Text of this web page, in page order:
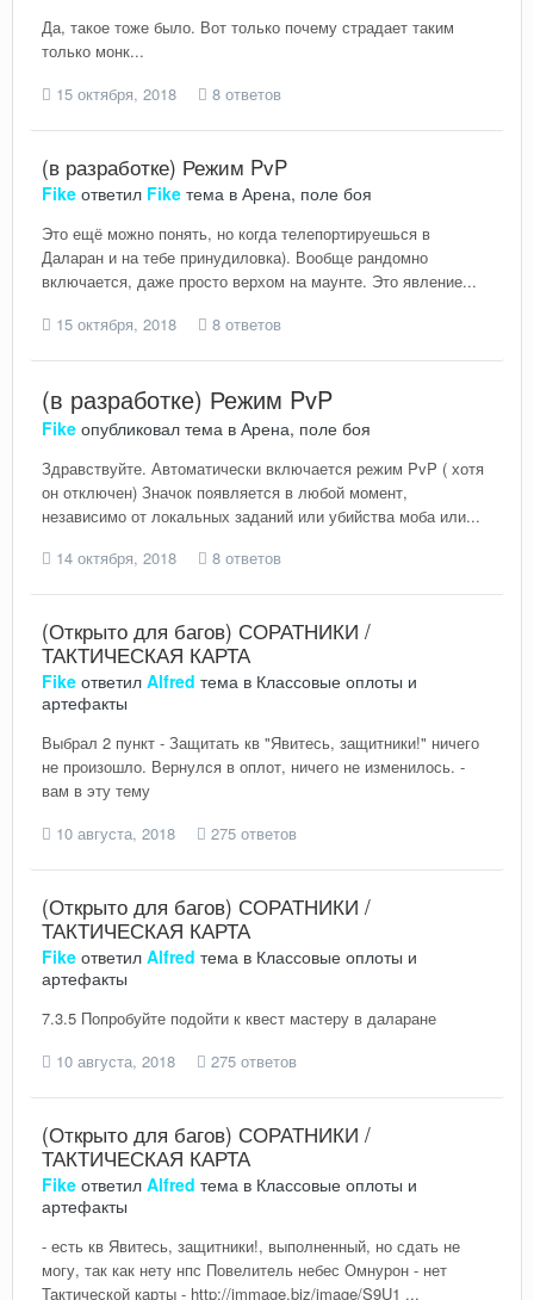
Да, такое тоже было. Вот только почему страдает таким
только монк...
15 октября, 2018
8 ответов
(в разработке) Режим PvP
Fike ответил Fike тема в Арена, поле боя
Это ещё можно понять, но когда телепортируешься в
Даларан и на тебе принудиловка). Вообще рандомно
включается, даже просто верхом на маунте. Это явление...
15 октября, 2018
8 ответов
(в разработке) Режим PvP
Fike опубликовал тема в Арена, поле боя
Здравствуйте. Автоматически включается режим PvP ( хотя
он отключен) Значок появляется в любой момент,
независимо от локальных заданий или убийства моба или...
14 октября, 2018
8 ответов
(Открыто для багов) СОРАТНИКИ /
ТАКТИЧЕСКАЯ КАРТА
Fike ответил Alfred тема в Классовые оплоты и
артефакты
Выбрал 2 пункт - Защитать кв "Явитесь, защитники!" ничего
не произошло. Вернулся в оплот, ничего не изменилось. -
вам в эту тему
10 августа, 2018
275 ответов
(Открыто для багов) СОРАТНИКИ /
ТАКТИЧЕСКАЯ КАРТА
Fike ответил Alfred тема в Классовые оплоты и
артефакты
7.3.5 Попробуйте подойти к квест мастеру в даларане
10 августа, 2018
275 ответов
(Открыто для багов) СОРАТНИКИ /
ТАКТИЧЕСКАЯ КАРТА
Fike ответил Alfred тема в Классовые оплоты и
артефакты
- есть кв Явитесь, защитники!, выполненный, но сдать не
могу, так как нету нпс Повелитель небес Омнурон - нет
Тактической карты - http://immage.biz/image/S9U1 ...